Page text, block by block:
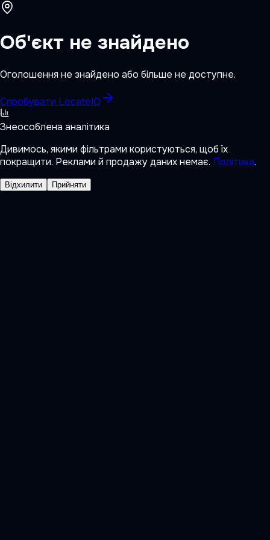
Об'єкт не знайдено
Оголошення не знайдено або більше не доступне.
Спробувати LocateIQ
Знеособлена аналітика
Дивимось, якими фільтрами користуються, щоб їх
покращити. Реклами й продажу даних немає. Політика.
Відхилити Прийняти